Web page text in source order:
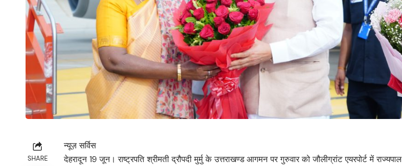
SHARE
न्यूज़ सर्विस
देहरादून 19 जून। राष्ट्रपति श्रीमती द्रौपदी मुर्मु के उत्तराखण्ड आगमन पर गुरुवार को जौलीग्रांट एयरपोर्ट में राज्यपाल